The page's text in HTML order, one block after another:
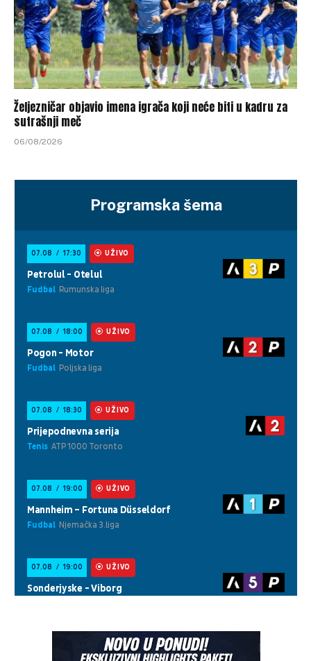
Željezničar objavio imena igrača koji neće biti u kadru za
sutrašnji meč
06/08/2026
Programska šema